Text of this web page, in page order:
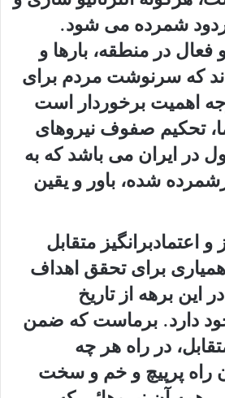
شمرده می شود.
در منطقه، بارها و
اند که سرنوشت مردم برای
اهمیت برخوردار است
ما، تحکیم صفوف نیروهای
در ایران می باشد که به
شده، باور و یقین
و اعتمادبرانگیز متقابل
برای تحقق اهداف
برهه از تاریخ
دارد. برماست که ضمن
در راه هر چه
راه پرپیچ و خم و سخت